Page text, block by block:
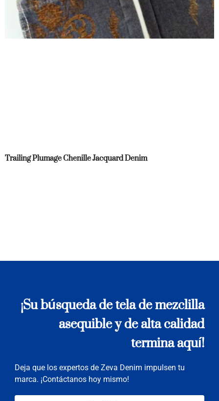
Trailing Plumage Chenille Jacquard Denim
¡Su búsqueda de tela de mezclilla
asequible y de alta calidad
termina aquí!
Deja que los expertos de Zeva Denim impulsen tu
marca. ¡Contáctanos hoy mismo!